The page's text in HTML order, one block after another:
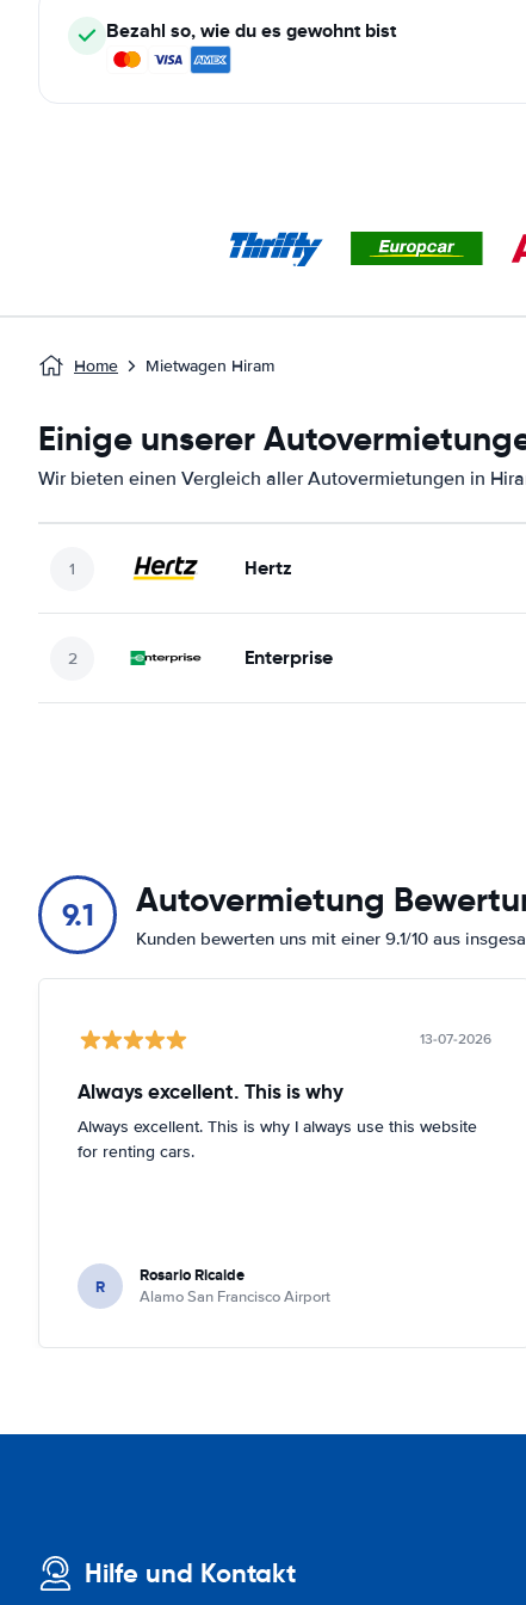
Bezahl so, wie du es gewohnt bist
Home Mietwagen Hiram
Einige unserer
Wir bieten einen Vergleich aller Autovermietungen in
Hertz
Enterprise
9.1 Autovermietung
Kunden bewerten uns mit einer 9.1/10 aus
13-07-2026
Always excellent. This is why
Always excellent. This is why I always use this website
for renting cars.
R Rosario Ricalde
Alamo San Francisco Airport
Hilfe und Kontakt